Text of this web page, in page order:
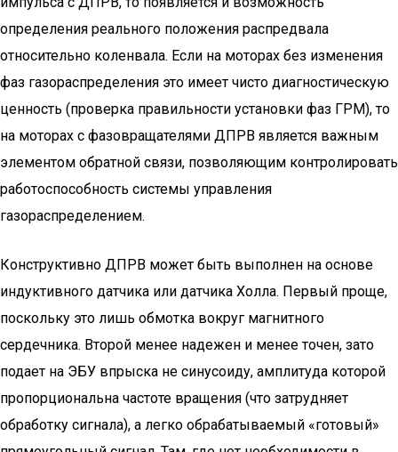
определения реального положения распредвала
относительно коленвала. Если на моторах без изменения
фаз газораспределения это имеет чисто диагностическую
ценность (проверка правильности установки фаз ГРМ), то
на моторах с фазовращателями ДПРВ является важным
элементом обратной связи, позволяющим контролировать
работоспособность системы управления
газораспределением.
Конструктивно ДПРВ может быть выполнен на основе
индуктивного датчика или датчика Холла. Первый проще,
поскольку это лишь обмотка вокруг магнитного
сердечника. Второй менее надежен и менее точен, зато
подает на ЭБУ впрыска не синусоиду, амплитуда которой
пропорциональна частоте вращения (что затрудняет
обработку сигнала), а легко обрабатываемый «готовый»